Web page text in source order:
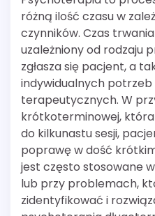
różną ilość czasu w
czynników. Czas
uzależniony od rodzaju
zgłasza się pacjent, a
indywidualnych
terapeutycznych. W
krótkoterminowej,
do kilkunastu sesji,
poprawę w dość
jest często stosowane
lub przy problemach,
zidentyfikować i